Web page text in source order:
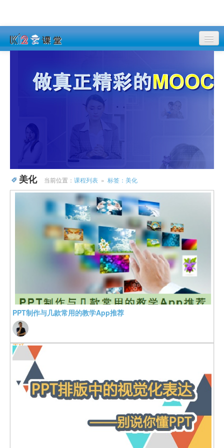
美化 当前位置： 课程列表 » 标签：美化
PPT制作与几款常用的教学App推荐
王珏
K12教育网